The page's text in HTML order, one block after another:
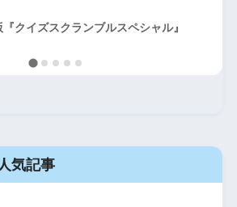
『クイズスクランブルスペシャル』
気記事